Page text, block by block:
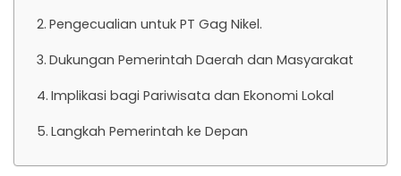
Pengecualian untuk PT Gag Nikel.
Dukungan Pemerintah Daerah dan Masyarakat
Implikasi bagi Pariwisata dan Ekonomi Lokal
Langkah Pemerintah ke Depan